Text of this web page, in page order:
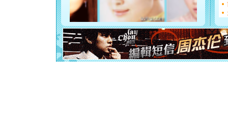
[元旦]
看
断电。
你是我
[元旦]如
起；二是
离。水晶
[元旦]当